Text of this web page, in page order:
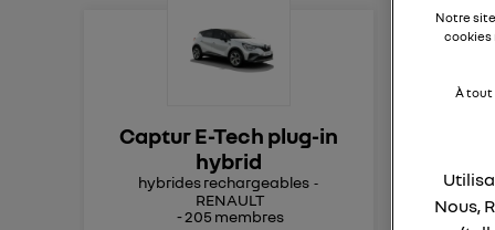
Captur E-Tech plug-in
hybrid
hybrides rechargeables
RENAULT
-205 membres
Notre
cookies
À tout
Nous,